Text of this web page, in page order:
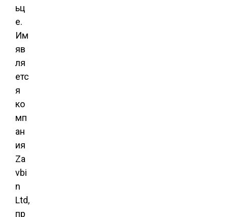
ьц
е.
Им
яв
ля
етс
я
ко
мп
ан
ия
Za
vbi
n
Ltd,
пр